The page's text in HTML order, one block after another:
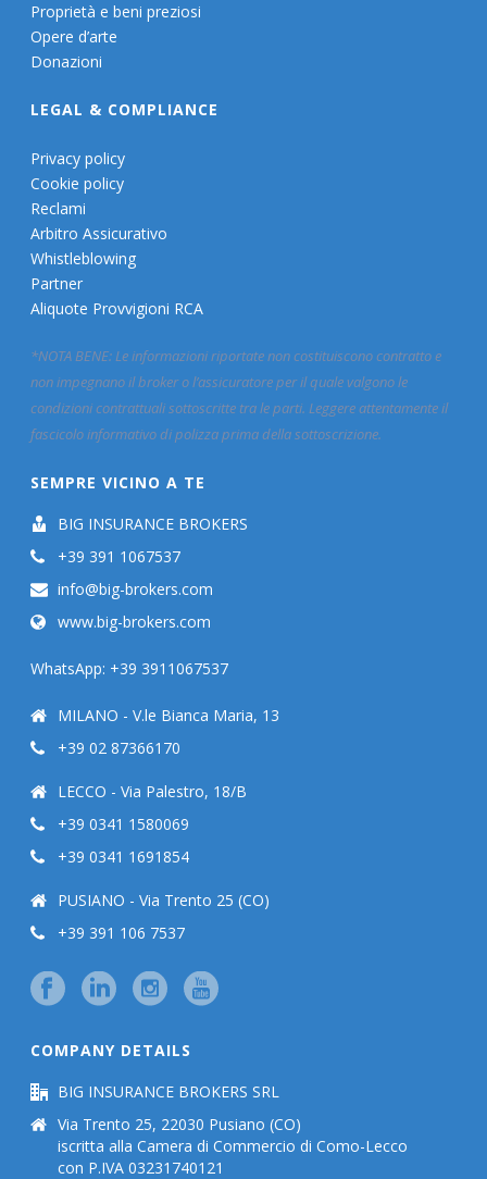
Proprietà e beni preziosi
Opere d’arte
Donazioni
LEGAL & COMPLIANCE
Privacy policy
Cookie policy
Reclami
Arbitro Assicurativo
Whistleblowing
Partner
Aliquote Provvigioni RCA
*NOTA BENE: Le informazioni riportate non costituiscono contratto e
non impegnano il broker o l’assicuratore per il quale valgono le
condizioni contrattuali sottoscritte tra le parti. Leggere attentamente il
fascicolo informativo di polizza prima della sottoscrizione.
SEMPRE VICINO A TE
BIG INSURANCE BROKERS
+39 391 1067537
info@big-brokers.com
www.big-brokers.com
WhatsApp: +39 3911067537
MILANO - V.le Bianca Maria, 13
+39 02 87366170
LECCO - Via Palestro, 18/B
+39 0341 1580069
+39 0341 1691854
PUSIANO - Via Trento 25 (CO)
+39 391 106 7537
COMPANY DETAILS
BIG INSURANCE BROKERS SRL
Via Trento 25, 22030 Pusiano (CO)
iscritta alla Camera di Commercio di Como-Lecco
con P.IVA 03231740121